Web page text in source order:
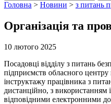
Головна > Новини > з питань
Організація та
10 лютого 2025
Посадовці відділу з питань
підприємств обласного
інструктажу працівника з
дистанційно, з використанням
відповідними електронними